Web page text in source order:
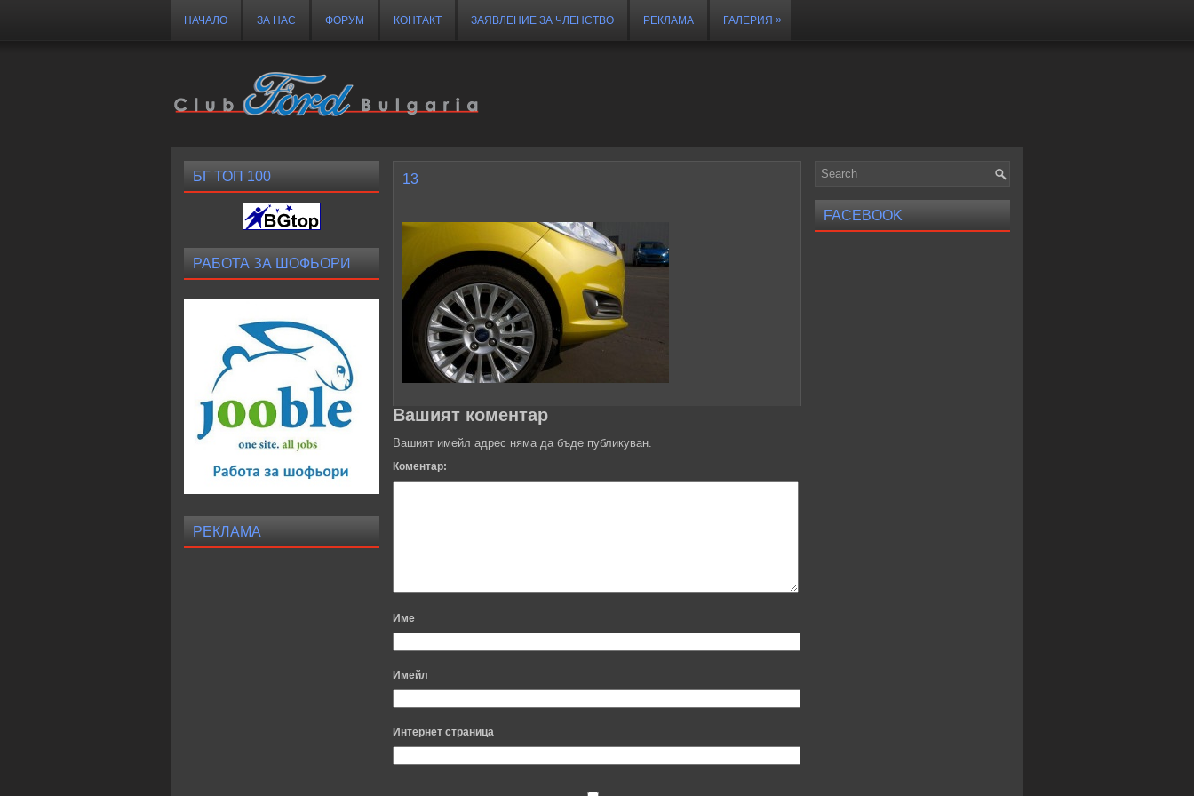
НАЧАЛО ЗА НАС ФОРУМ КОНТАКТ ЗАЯВЛЕНИЕ ЗА ЧЛЕНСТВО РЕКЛАМА ГАЛЕРИЯ »
13
Вашият коментар
Вашият имейл адрес няма да бъде публикуван.
Коментар:
Име
Имейл
Интернет страница
БГ ТОП 100
РАБОТА ЗА ШОФЬОРИ
РЕКЛАМА
FACEBOOK